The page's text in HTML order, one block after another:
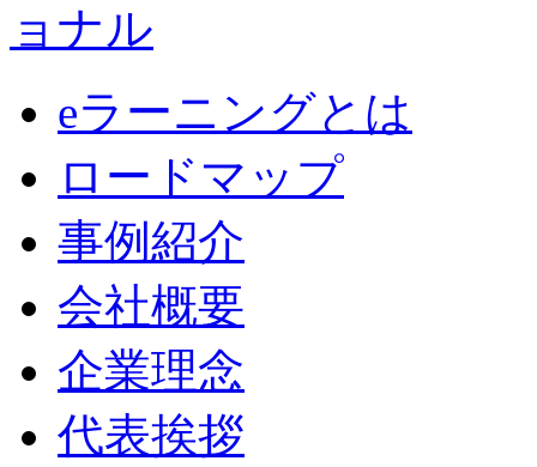
eラーニングとは
ロードマップ
事例紹介
会社概要
企業理念
代表挨拶